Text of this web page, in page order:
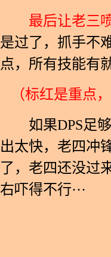
最后让老三
是过了，抓手不
点，所有技能有
（标红是重点
如果DPS足够
出太快，老四冲
了，老四还没过
右吓得不行···